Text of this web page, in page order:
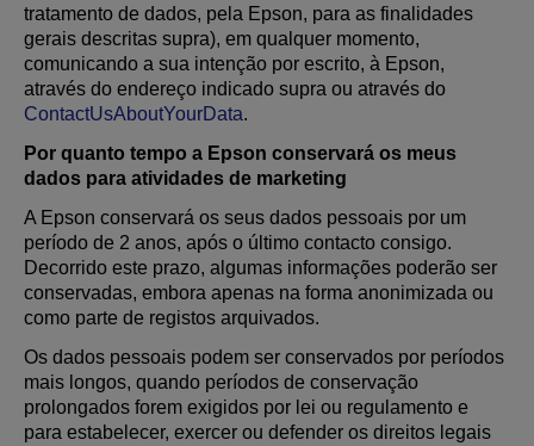
tratamento de dados, pela Epson, para as finalidades
gerais descritas supra), em qualquer momento,
comunicando a sua intenção por escrito, à Epson,
através do endereço indicado supra ou através do
ContactUsAboutYourData.
Por quanto tempo a Epson conservará os meus
dados para atividades de marketing
A Epson conservará os seus dados pessoais por um
período de 2 anos, após o último contacto consigo.
Decorrido este prazo, algumas informações poderão ser
conservadas, embora apenas na forma anonimizada ou
como parte de registos arquivados.
Os dados pessoais podem ser conservados por períodos
mais longos, quando períodos de conservação
prolongados forem exigidos por lei ou regulamento e
para estabelecer, exercer ou defender os direitos legais